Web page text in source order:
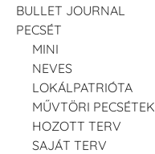
BULLET JOURNAL
PECSÉT
MINI
NEVES
LOKÁLPATRIÓTA
MŰVTÖRI PECSÉTEK
HOZOTT TERV
SAJÁT TERV